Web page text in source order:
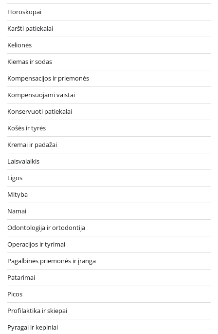
Horoskopai
Karšti patiekalai
Kelionės
Kiemas ir sodas
Kompensacijos ir priemonės
Kompensuojami vaistai
Konservuoti patiekalai
Košės ir tyrės
Kremai ir padažai
Laisvalaikis
Ligos
Mityba
Namai
Odontologija ir ortodontija
Operacijos ir tyrimai
Pagalbinės priemonės ir įranga
Patarimai
Picos
Profilaktika ir skiepai
Pyragai ir kepiniai